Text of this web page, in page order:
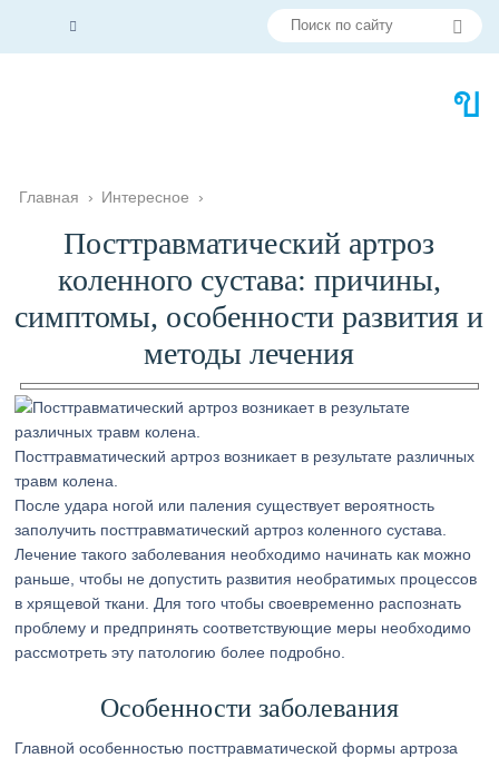
Главная › Интересное ›
Посттравматический артроз
коленного сустава: причины,
симптомы, особенности развития и
методы лечения
Посттравматический артроз возникает в результате различных
травм колена.
После удара ногой или паления существует вероятность
заполучить посттравматический артроз коленного сустава.
Лечение такого заболевания необходимо начинать как можно
раньше, чтобы не допустить развития необратимых процессов
в хрящевой ткани. Для того чтобы своевременно распознать
проблему и предпринять соответствующие меры необходимо
рассмотреть эту патологию более подробно.
Особенности заболевания
Главной особенностью посттравматической формы артроза